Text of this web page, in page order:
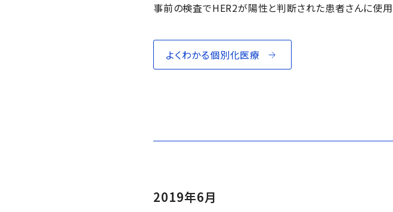
事前の検査でHER2が陽性と判断された患者さんに使
よくわかる個別化医療
2019年6月